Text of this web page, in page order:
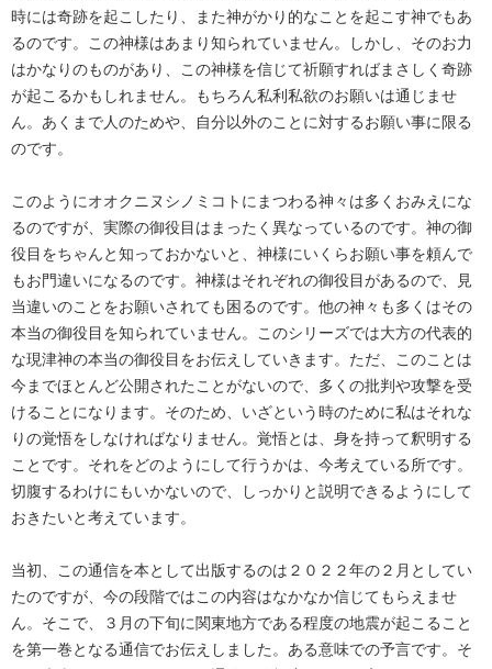
時には奇跡を起こしたり、また神がかり的なことを起こす神でもあ
るのです。この神様はあまり知られていません。しかし、そのお力
はかなりのものがあり、この神様を信じて祈願すればまさしく奇跡
が起こるかもしれません。もちろん私利私欲のお願いは通じませ
ん。あくまで人のためや、自分以外のことに対するお願い事に限る
のです。
このようにオオクニヌシノミコトにまつわる神々は多くおみえにな
るのですが、実際の御役目はまったく異なっているのです。神の御
役目をちゃんと知っておかないと、神様にいくらお願い事を頼んで
もお門違いになるのです。神様はそれぞれの御役目があるので、見
当違いのことをお願いされても困るのです。他の神々も多くはその
本当の御役目を知られていません。このシリーズでは大方の代表的
な現津神の本当の御役目をお伝えしていきます。ただ、このことは
今までほとんど公開されたことがないので、多くの批判や攻撃を受
けることになります。そのため、いざという時のために私はそれな
りの覚悟をしなければなりません。覚悟とは、身を持って釈明する
ことです。それをどのようにして行うかは、今考えている所です。
切腹するわけにもいかないので、しっかりと説明できるようにして
おきたいと考えています。
当初、この通信を本として出版するのは２０２２年の２月としてい
たのですが、今の段階ではこの内容はなかなか信じてもらえませ
ん。そこで、３月の下旬に関東地方である程度の地震が起こること
を第一巻となる通信でお伝えしました。ある意味での予言です。そ